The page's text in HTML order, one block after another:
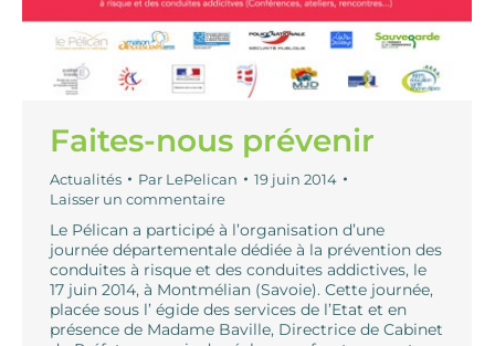
Faites-nous prévenir
Actualités Par LePelican
19 juin 2014
Laisser un commentaire
Le Pélican a participé à l’organisation d’une
journée départementale dédiée à la prévention des
conduites à risque et des conduites addictives, le
17 juin 2014, à Montmélian (Savoie). Cette journée,
placée sous l’ égide des services de l’Etat et en
présence de Madame Baville, Directrice de Cabinet